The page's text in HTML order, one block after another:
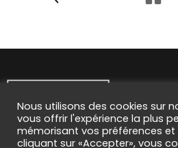
Nous utilisons des cookies sur
vous offrir l'expérience la plus
mémorisant vos préférences et
cliquant sur «Accepter», vous